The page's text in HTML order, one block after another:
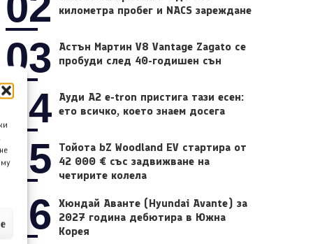
километра пробег и NACS зареждане
03
Астън Мартин V8 Vantage Zagato се
пробуди след 40-годишен сън
04 Ауди A2 e-tron пристига тази есен:
ето всичко, което знаем досега
05
Тойота bZ Woodland EV стартира от
42 000 € със задвижване на
четирите колела
06 Хюндай Аванте (Hyundai Avante) за
2027 година дебютира в Южна
Корея